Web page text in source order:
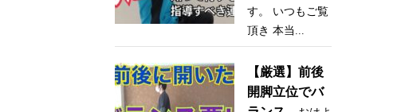
す。 いつもご覧
頂き 本当...
【厳選】前後
開脚立位でバ